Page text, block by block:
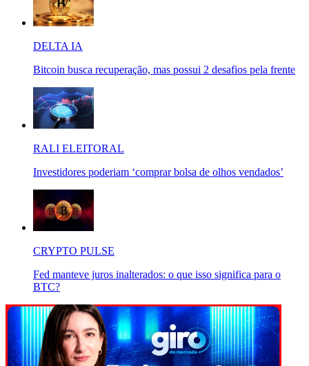
DELTA IA
Bitcoin busca recuperação, mas possui 2 desafios pela frente
RALI ELEITORAL
Investidores poderiam ‘comprar bolsa de olhos vendados’
CRYPTO PULSE
Fed manteve juros inalterados: o que isso significa para o
BTC?